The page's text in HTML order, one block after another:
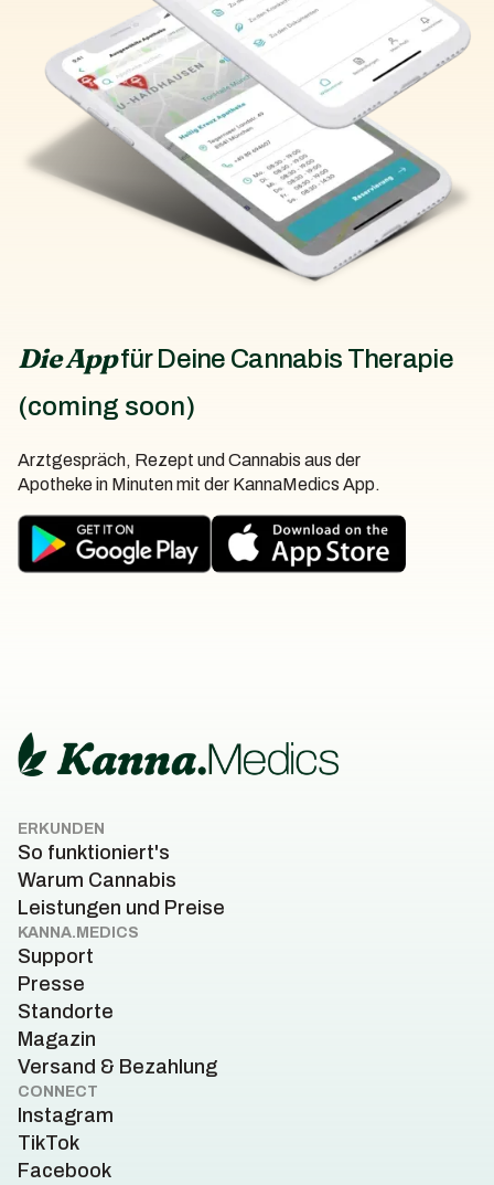
Die Appfür Deine Cannabis Therapie
(coming soon)
Arztgespräch, Rezept und Cannabis aus der
Apotheke in Minuten mit der KannaMedics App.
ERKUNDEN
So funktioniert's
Warum Cannabis
Leistungen und Preise
KANNA.MEDICS
Support
Presse
Standorte
Magazin
Versand & Bezahlung
CONNECT
Instagram
TikTok
Facebook